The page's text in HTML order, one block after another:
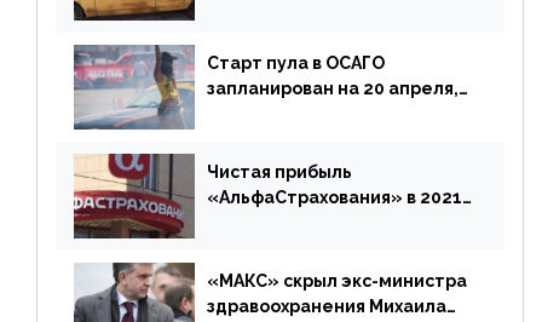
Старт пула в ОСАГО
запланирован на 20 апреля,
дублировать [дополнено]
Чистая прибыль
«АльфаСтрахования» в 2021
«МАКС» скрыл экс-министра
здравоохранения Михаила